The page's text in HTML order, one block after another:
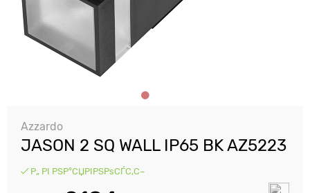
Azzardo
JASON 2 SQ WALL IP65 BK AZ5223
Р„ РІ РЅР°СЏРІРЅРѕСЃС‚С–